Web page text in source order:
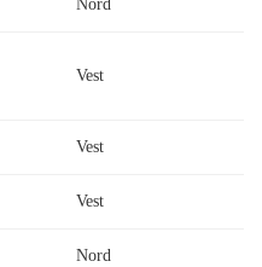
Nord
Vest
Vest
Vest
Nord